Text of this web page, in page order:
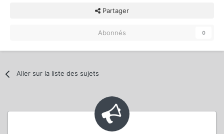
Partager
Abonnés 0
Aller sur la liste des sujets